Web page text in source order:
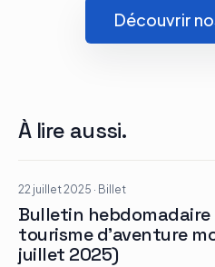
Découvrir
À lire aussi.
22 juillet 2025 · Billet
Bulletin hebdomadaire
tourisme d’aventure
juillet 2025)